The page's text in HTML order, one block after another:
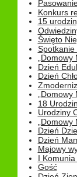
Konkurs
15
Święto
Spotkanie
Dzień
Dzień
18
Urodziny
Dzień
Dzień
Majowy
I
Gość